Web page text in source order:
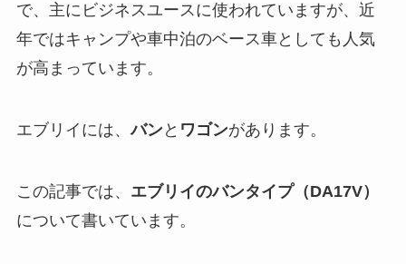
で、主にビジネスユースに使われていますが、近
年ではキャンプや車中泊のベース車としても人気
が高まっています。
エブリイには、バンと ワゴンがあります。
この記事では、 エブリイのバンタイプ（DA17V）
について書いています。